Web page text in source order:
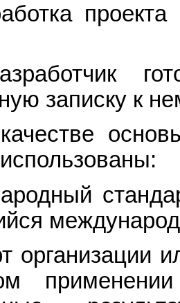
проекта
записку к
организации